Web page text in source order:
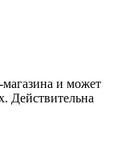
магазина и может
Действительна